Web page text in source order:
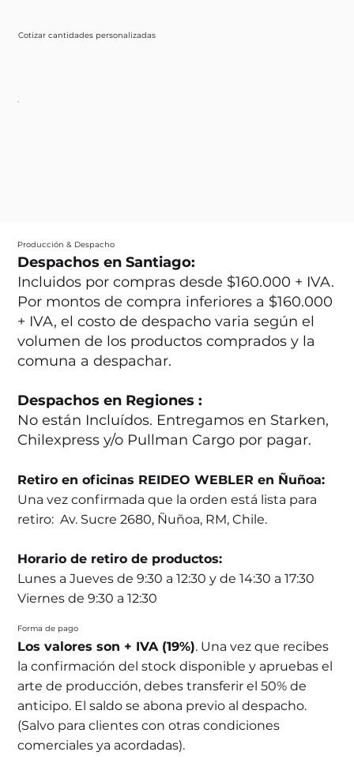
Cotizar cantidades personalizadas
Producción & Despacho
Despachos en Santiago:
Incluidos por compras desde $160.000 + IVA.
Por montos de compra inferiores a $160.000
+ IVA, el costo de despacho varia según el
volumen de los productos comprados y la
comuna a despachar.
Despachos en Regiones :
No están Incluídos. Entregamos en Starken,
Chilexpress y/o Pullman Cargo por pagar.
Retiro en oficinas REIDEO WEBLER en Ñuñoa:
Una vez confirmada que la orden está lista para
retiro: Av. Sucre 2680, Ñuñoa, RM, Chile.
Horario de retiro de productos:
Lunes a Jueves de 9:30 a 12:30 y de 14:30 a 17:30
Viernes de 9:30 a 12:30
Forma de pago
Los valores son + IVA (19%). Una vez que recibes
la confirmación del stock disponible y apruebas el
arte de producción, debes transferir el 50% de
anticipo. El saldo se abona previo al despacho.
(Salvo para clientes con otras condiciones
comerciales ya acordadas).